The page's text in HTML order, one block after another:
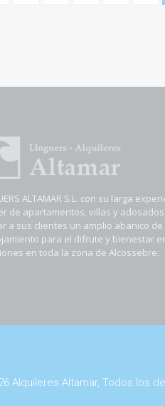
ALTAMAR S.L. con su larga
de apartamentos, villas y
a sus clientes un amplio abanico
para el difrute y bienestar
en toda la zona de Alcossebre.
Alquileres Altamar, Todos los